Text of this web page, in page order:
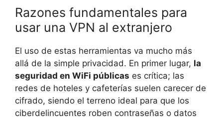
Razones fundamentales para
usar una VPN al extranjero
El uso de estas herramientas va mucho más
allá de la simple privacidad. En primer lugar, la
seguridad en WiFi públicas es crítica; las
redes de hoteles y cafeterías suelen carecer de
cifrado, siendo el terreno ideal para que los
ciberdelincuentes roben contraseñas o datos